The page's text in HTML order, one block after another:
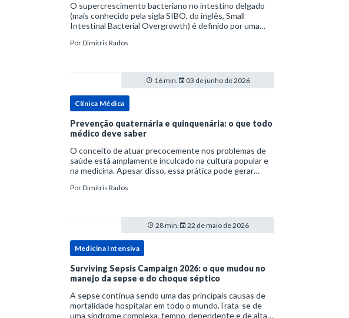
O supercrescimento bacteriano no intestino delgado
(mais conhecido pela sigla SIBO, do inglês, Small
Intestinal Bacterial Overgrowth) é definido por uma
específica de disbiose do trato digestivo. P
PorDimitris Rados
16 min. 03 de junho de 2026
Clínica Médica
Prevenção quaternária e quinquenária: o que todo
médico deve saber
O conceito de atuar precocemente nos problemas de
saúde está amplamente inculcado na cultura popular e
na medicina. Apesar disso, essa prática pode gerar
tratamentos podem advir de prevenção excessiva
PorDimitris Rados
28 min. 22 de maio de 2026
Medicina Intensiva
Surviving Sepsis Campaign 2026: o que mudou no
manejo da sepse e do choque séptico
A sepse continua sendo uma das principais causas de
mortalidade hospitalar em todo o mundo.Trata-se de
uma síndrome complexa, tempo-dependente e de alta